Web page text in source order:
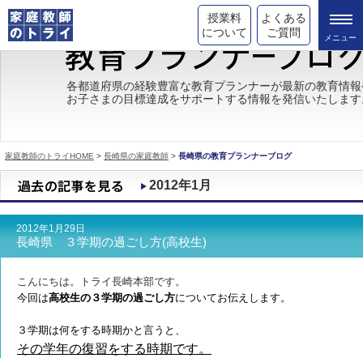
授業料
について
よくある
ご質問
トライの教育理念
成績が上がる理由
都道府県別情報
合格体験談
キャンペーン情報
各都道府県の経験豊富な教育プランナーが最新の教育情
お子さまの目標達成をサポートする情報を発信いたしま
家庭教師のトライHOME > 長崎県の家庭教師 > 長崎県の教育プランナーブログ
2012年1月
2012年1月29日
長崎県 ３学期の過ごし方(高校生)
こんにちは。トライ長崎本部です。
今回は高校生の３学期の過ごし方についてお伝えします。
３学期は何をする時期かと言うと、
その学年の復習をする時期です。